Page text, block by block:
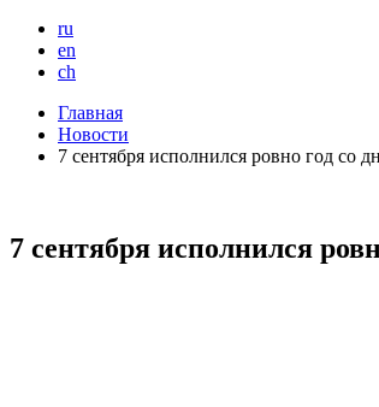
ru
en
ch
Главная
Новости
7 сентября исполнился ровно год со
7 сентября исполнился